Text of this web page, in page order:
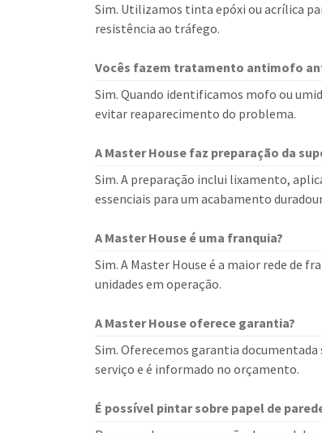
Sim. Utilizamos tinta epóxi ou acrílica
resistência ao tráfego.
Vocês fazem tratamento antimofo
Sim. Quando identificamos mofo ou
evitar reaparecimento do problema.
A Master House faz preparação da
Sim. A preparação inclui lixamento,
essenciais para um acabamento
A Master House é uma franquia?
Sim. A Master House é a maior rede de
unidades em operação.
A Master House oferece garantia?
Sim. Oferecemos garantia
serviço e é informado no orçamento.
É possível pintar sobre papel de